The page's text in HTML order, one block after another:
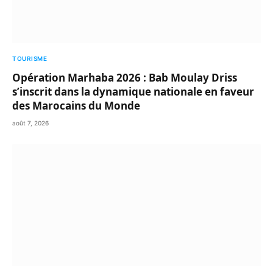
TOURISME
Opération Marhaba 2026 : Bab Moulay Driss
s’inscrit dans la dynamique nationale en faveur
des Marocains du Monde
août 7, 2026